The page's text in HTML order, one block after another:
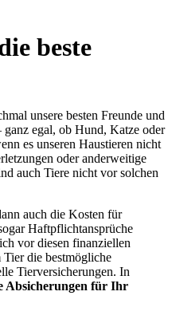
beste
unsere besten Freunde und
ganz egal, ob Hund, Katze oder
es unseren Haustieren nicht
oder anderweitige
auch Tiere nicht vor solchen
auch die Kosten für
Haftpflichtansprüche
vor diesen finanziellen
die bestmögliche
Tierversicherungen. In
Absicherungen für Ihr